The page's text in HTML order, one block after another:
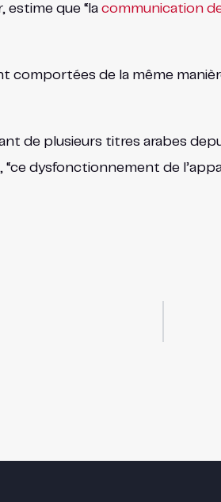
estime que “la communication
comportées de la même
de plusieurs titres arabes
“ce dysfonctionnement de